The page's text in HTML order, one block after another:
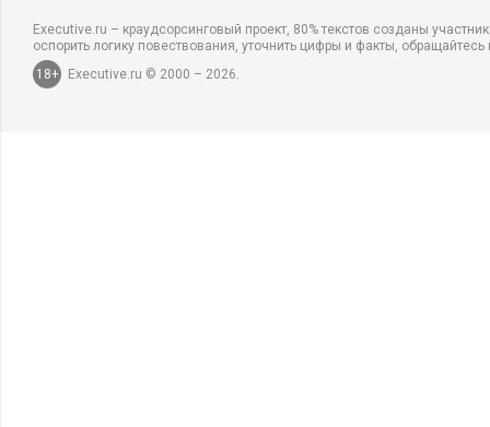
Executive.ru – краудсорсинговый проект, 80% текстов созданы
оспорить логику повествования, уточнить цифры и факты,
18+
Executive.ru © 2000 – 2026.